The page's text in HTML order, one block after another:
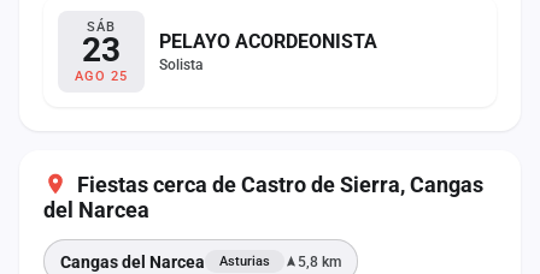
SÁB
23
AGO 25
PELAYO ACORDEONISTA
Solista
Fiestas cerca de Castro de Sierra, Cangas
del Narcea
Cangas del Narcea Asturias 5,8 km